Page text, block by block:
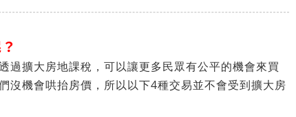
過擴大房地課稅，可以讓更多民眾有公平的機會來買
沒機會哄抬房價，所以以下4種交易並不會受到擴大房